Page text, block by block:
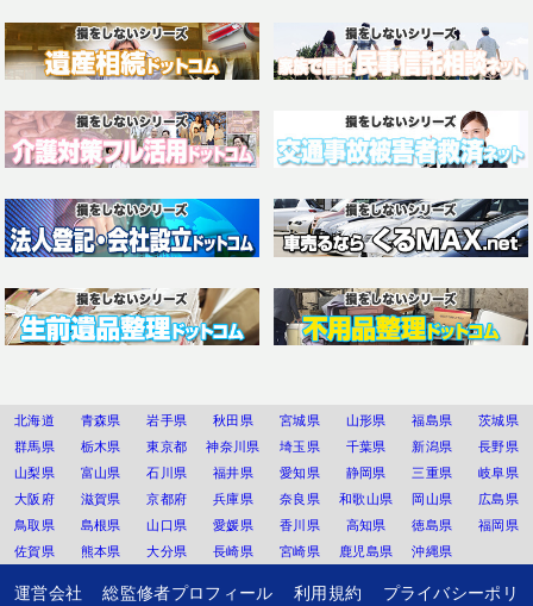
北海道 青森県 岩手県 秋田県 宮城県 山形県 福島県
茨城県
群馬県
栃木県 東京都 神奈川県 埼玉県 千葉県 新潟県
長野県
山梨県
富山県 石川県 福井県 愛知県 静岡県 三重県
岐阜県
大阪府
滋賀県 京都府 兵庫県 奈良県 和歌山県 岡山県
広島県
鳥取県
島根県 山口県 愛媛県 香川県 高知県 徳島県
福岡県
佐賀県
熊本県 大分県 長崎県 宮崎県 鹿児島県 沖縄県
運営会社 総監修者プロフィール 利用規約 プライバシーポリ